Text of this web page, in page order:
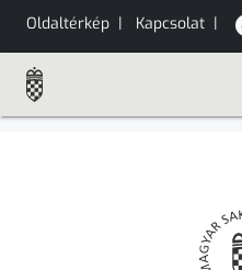
Oldaltérkép | Kapcsolat |